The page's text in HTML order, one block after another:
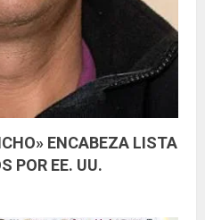
ENCABEZA LISTA
POR EE. UU.